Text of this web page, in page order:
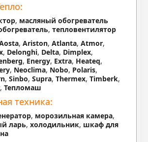
, масляный обогреватель
, тепловентилятор
, Ariston, Atlanta, Atmor,
, Delonghi, Delta, Dimplex,
, Energy, Extra, Heateq,
, Neoclima, Nobo, Polaris,
, Sinbo, Supra, Thermex, Timberk,
, Тепломаш
техника:
, морозильная камера,
ларь, холодильник, шкаф для